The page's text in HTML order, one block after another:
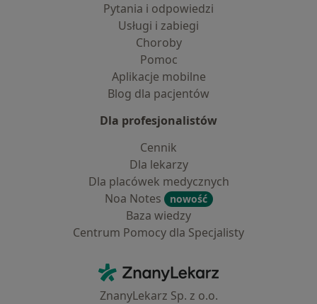
Pytania i odpowiedzi
Usługi i zabiegi
Choroby
Pomoc
Aplikacje mobilne
Blog dla pacjentów
Dla profesjonalistów
Cennik
Dla lekarzy
Dla placówek medycznych
Noa Notes
nowość
Baza wiedzy
Centrum Pomocy dla Specjalisty
ZnanyLekarz - Strona główna
ZnanyLekarz Sp. z o.o.